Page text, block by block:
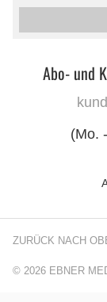
Abo- und
(Mo.
© 2026 EBNER
ZURÜCK NACH